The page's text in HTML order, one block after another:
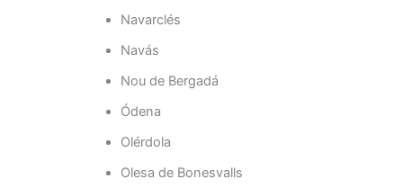
Navarclés
Navás
Nou de Bergadá
Ódena
Olérdola
Olesa de Bonesvalls